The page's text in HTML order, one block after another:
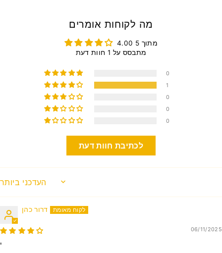
מה לקוחות אומרים
4.00 מתוך 5
מתבסס על 1 חוות דעת
0
1
0
0
0
לכתיבת חוות דעת
SORT BY
דרור כהן
06/11/2025
י